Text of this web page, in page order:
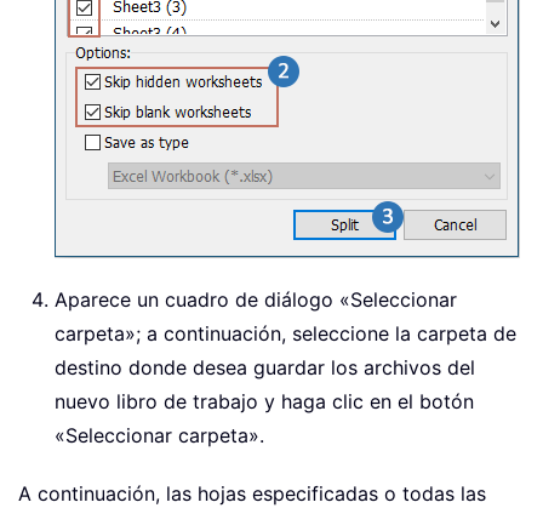
Aparece un cuadro de diálogo «Seleccionar
carpeta»; a continuación, seleccione la carpeta de
destino donde desea guardar los archivos del
nuevo libro de trabajo y haga clic en el botón
«Seleccionar carpeta».
A continuación, las hojas especificadas o todas las